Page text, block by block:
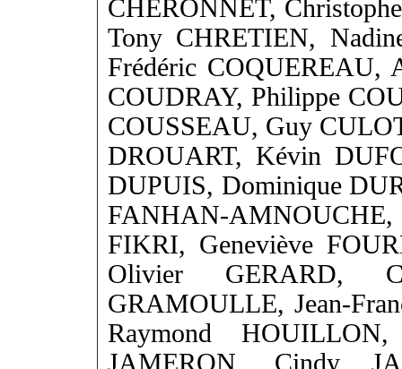
CHERONNET,
Tony CHRETIEN,
Frédéric COQUEREAU,
COUDRAY, Philippe
COUSSEAU, Guy
DROUART, Kévin
DUPUIS, Dominique
FANHAN-
FIKRI, Geneviève
Olivier GERARD,
GRAMOULLE, Jean-
Raymond
JAMERON, Cindy